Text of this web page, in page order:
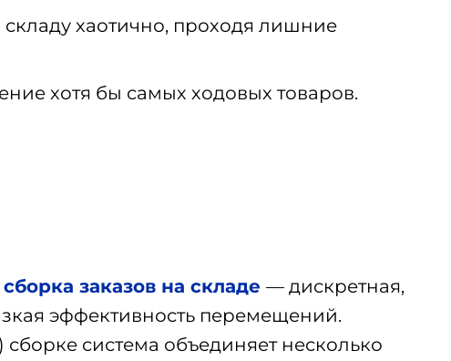
хаотично, проходя лишние
хотя бы самых ходовых товаров.
заказов на складе — дискретная,
эффективность перемещений.
система объединяет несколько